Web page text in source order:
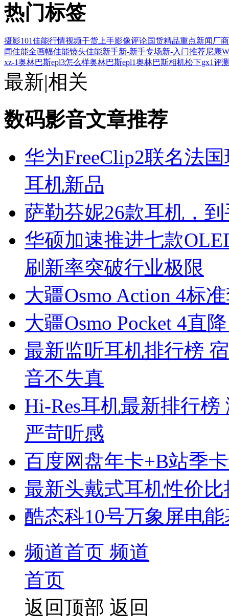
热门标签
摄影101佳能行情视频干货上手影像评论国货精品重点新闻 厂
闻佳能全画幅佳能镜头佳能新手新-新手专场新-入门推荐尼康
xz-1奥林巴斯epl3怎么样奥林巴斯epl1奥林巴斯相机松下gx1评
最新|相关
数码影音文章推荐
华为FreeClip2联名法
耳机新品
萨勒芬妮26款耳机，
华硕加速推进七款
刷新率突破行业极限
大疆Osmo Action 4标
大疆Osmo Pocket 4直
最新监听耳机排行榜
音不失真
Hi-Res耳机最新排行
严苛听感
百度网盘年卡+B站季
最新头戴式耳机性价
酷态科10号万象屏电
频道首页 频道
首页
返回顶部 返回